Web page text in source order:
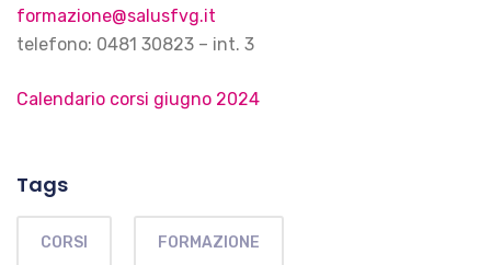
formazione@salusfvg.it
telefono: 0481 30823 – int. 3
Calendario corsi giugno 2024
Tags
CORSI FORMAZIONE